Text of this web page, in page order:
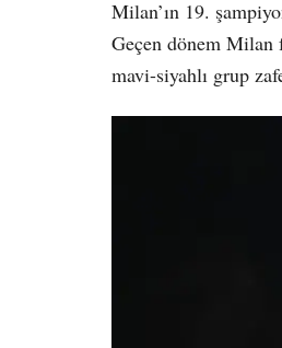
Milan’ın 19.
Geçen dönem Milan
mavi-siyahlı grup